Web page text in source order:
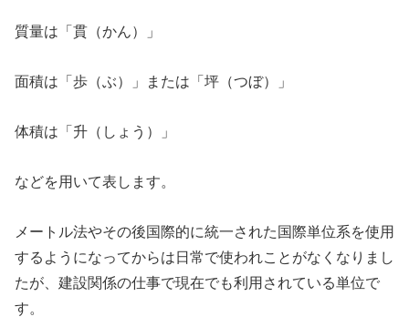
質量は「貫（かん）」
面積は「歩（ぶ）」または「坪（つぼ）」
体積は「升（しょう）」
などを用いて表します。
メートル法やその後国際的に統一された国際単位系を使用
するようになってからは日常で使われことがなくなりまし
たが、建設関係の仕事で現在でも利用されている単位で
す。